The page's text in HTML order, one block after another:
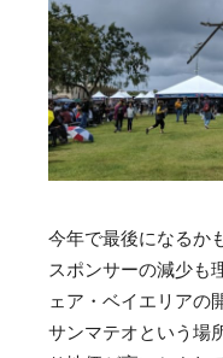
今年で最後になるか
スポンサーの減少も
ェア・ベイエリアの
サンマテオという場